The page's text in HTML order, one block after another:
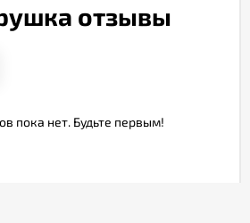
отзывы
пока нет. Будьте первым!